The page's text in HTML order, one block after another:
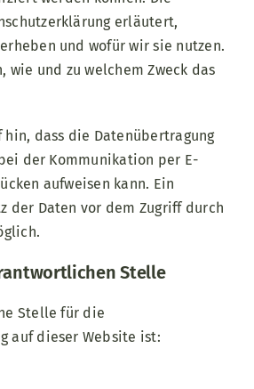
erläutert,
und wofür wir sie nutzen.
wie und zu welchem Zweck das
hin, dass die Datenübertragung
der Kommunikation per E-
aufweisen kann. Ein
der Daten vor dem Zugriff durch
Stelle
Stelle für die
auf dieser Website ist: